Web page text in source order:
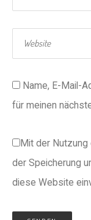
Name, E-Mail-
für meinen
Mit der
der Speicherung
diese Website